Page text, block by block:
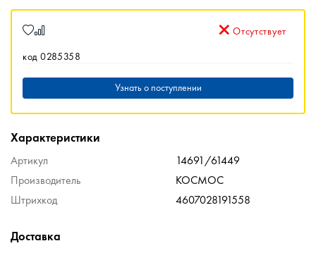
код 0285358
Отсутствует
Узнать о поступлении
Характеристики
Артикул
14691/61449
Производитель
КОСМОС
Штрихкод
4607028191558
Доставка